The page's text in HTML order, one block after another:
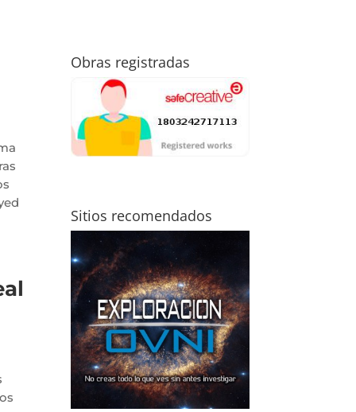
Obras registradas
Sitios recomendados